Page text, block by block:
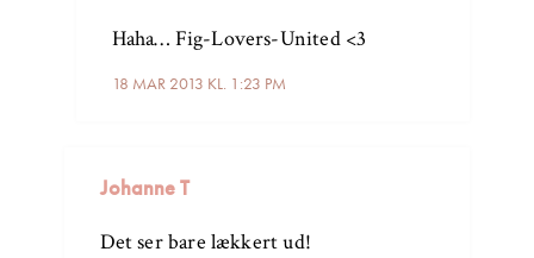
18 MAR 2013 KL. 1:23 PM
Haha… Fig-Lovers-United <3
Johanne T
Det ser bare lækkert ud!